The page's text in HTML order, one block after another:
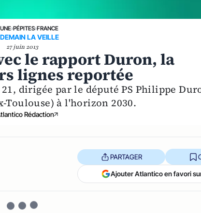
›PÉPITES›FRANCE
LA VEILLE
27 juin 2013
le rapport Duron, la
lignes reportée
dirigée par le député PS Philippe
Toulouse) à l'horizon 2030.
Rédaction
PARTAGER
Ajouter Atlantico en favori